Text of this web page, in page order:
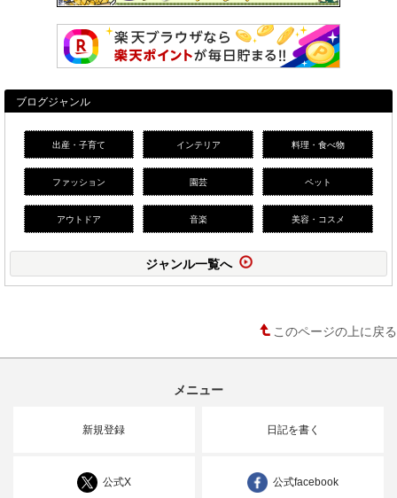
ブログジャンル
出産・子育て インテリア 料理・食べ物
ファッション 園芸 ペット
アウトドア 音楽 美容・コスメ
ジャンル一覧へ
このページの上に戻る
メニュー
新規登録 日記を書く
公式X 公式facebook